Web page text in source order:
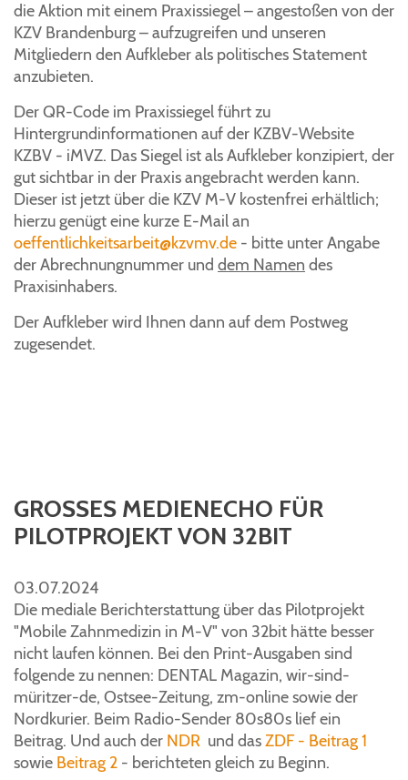
die Aktion mit einem Praxissiegel – angestoßen von der
KZV Brandenburg – aufzugreifen und unseren
Mitgliedern den Aufkleber als politisches Statement
anzubieten.
Der QR-Code im Praxissiegel führt zu
Hintergrundinformationen auf der KZBV-Website
KZBV - iMVZ. Das Siegel ist als Aufkleber konzipiert, der
gut sichtbar in der Praxis angebracht werden kann.
Dieser ist jetzt über die KZV M-V kostenfrei erhältlich;
hierzu genügt eine kurze E-Mail an
oeffentlichkeitsarbeit@kzvmv.de - bitte unter Angabe
der Abrechnungnummer und dem Namen des
Praxisinhabers.
Der Aufkleber wird Ihnen dann auf dem Postweg
zugesendet.
GROSSES MEDIENECHO FÜR P
ILOTPROJEKT VON 32BIT
03.07.2024
Die mediale Berichterstattung über das Pilotprojekt
"Mobile Zahnmedizin in M-V" von 32bit hätte besser
nicht laufen können. Bei den Print-Ausgaben sind
folgende zu nennen: DENTAL Magazin, wir-sind-
müritzer-de, Ostsee-Zeitung, zm-online sowie der
Nordkurier. Beim Radio-Sender 80s80s lief ein
Beitrag. Und auch der NDR und dasZDF - Beitrag 1
sowie Beitrag 2 - berichteten gleich zu Beginn.